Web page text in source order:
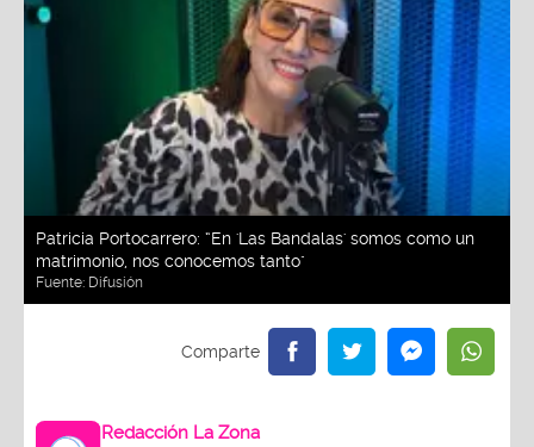
Patricia Portocarrero: “En 'Las Bandalas' somos como un
matrimonio, nos conocemos tanto"
Fuente: Difusión
Redacción La Zona